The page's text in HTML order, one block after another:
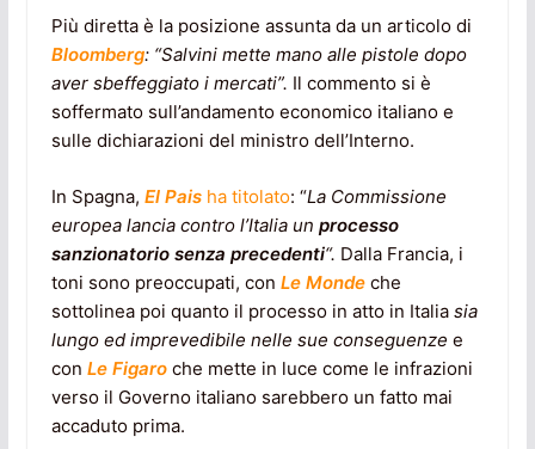
Più diretta è la posizione assunta da un articolo di
Bloomberg: “Salvini mette mano alle pistole dopo
aver sbeffeggiato i mercati”. Il commento si è
soffermato sull’andamento economico italiano e
sulle dichiarazioni del ministro dell’Interno.
In Spagna, El Paisha titolato: “La Commissione
europea lancia contro l’Italia un processo
sanzionatorio senza precedenti“. Dalla Francia, i
toni sono preoccupati, con Le Mondeche
sottolinea poi quanto il processo in atto in Italia sia
lungo ed imprevedibile nelle sue conseguenze e
con Le Figaro che mette in luce come le infrazioni
verso il Governo italiano sarebbero un fatto mai
accaduto prima.